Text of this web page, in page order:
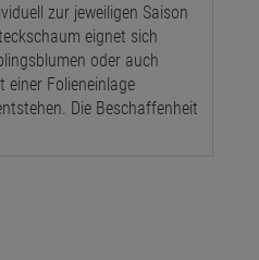
zur jeweiligen Saison
eignet sich
oder auch
einer Folieneinlage
Die Beschaffenheit